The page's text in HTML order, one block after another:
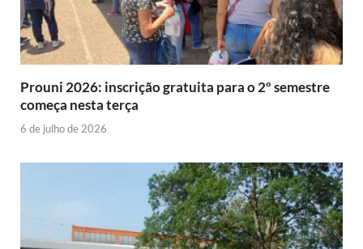
Prouni 2026: inscrição gratuita para o 2º semestre
começa nesta terça
6 de julho de 2026